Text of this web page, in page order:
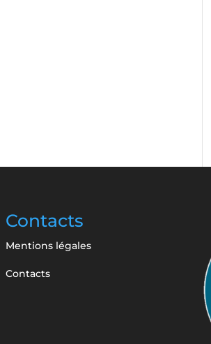
Contacts
Mentions légales
Contacts